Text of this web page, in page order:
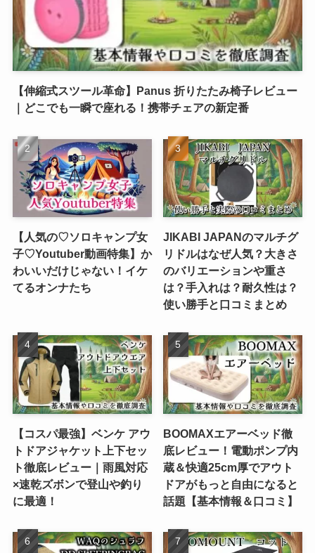
【伸縮式スツール革命】Panus 折りたたみ椅子レビュー
｜どこでも一瞬で座れる！携帯チェアの新定番
【人気の♡ソロキャンプ女
子♡Youtuber動画特集】か
わいいだけじゃない！イケ
てるオンナたち
JIKABI JAPANのマルチグ
リドルはなぜ人気？大きさ
のバリエーションや重さ
は？手入れは？耐久性は？
使い勝手と口コミまとめ
【コスパ最強】ベンケ アウ
トドアジャケット上下セッ
ト徹底レビュー｜雨風対応
×速乾ズボンで登山や釣り
に最適！
BOOMAXエアーベッド徹
底レビュー！電動ポンプ内
蔵＆快適25cm厚でアウト
ドアがもっと自由になると
話題【基本情報＆口コミ】